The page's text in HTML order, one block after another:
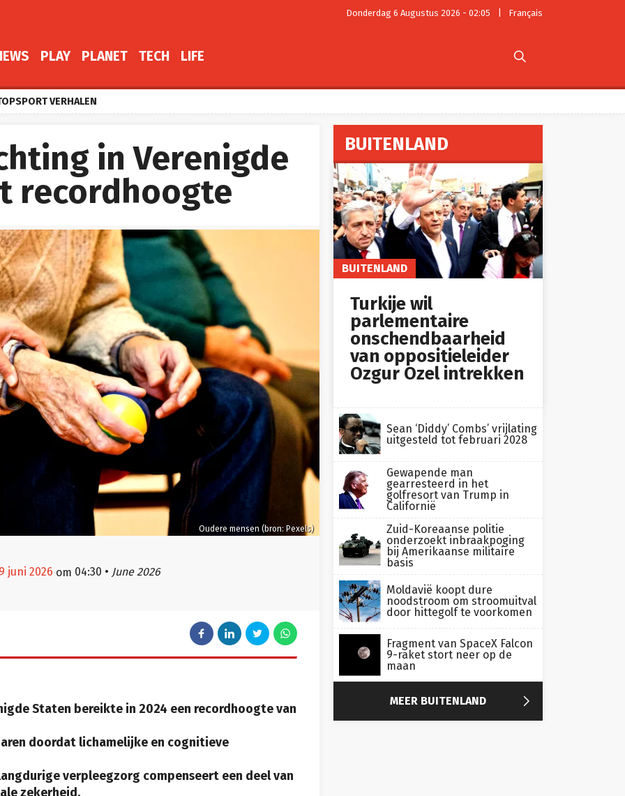
Donderdag 6 Augustus 2026 - 02:05 Français
PLAY PLANET TECH LIFE 
VERHALEN
in Verenigde
recordhoogte
Oudere mensen (bron: Pexels)
juni 2026 om 04:30 • June 2026
Staten bereikte in 2024 een recordhoogte van
doordat lichamelijke en cognitieve
verpleegzorg compenseert een deel van
zekerheid.
BUITENLAND
BUITENLAND
Turkije wil
parlementaire
onschendbaarheid
van oppositieleider
Ozgur Ozel intrekken
Sean ‘Diddy’ Combs’ vrijlating
uitgesteld tot februari 2028
Gewapende man
gearresteerd in het
golfresort van Trump in
Californië
Zuid-Koreaanse politie
onderzoekt inbraakpoging
bij Amerikaanse militaire
basis
Moldavië koopt dure
noodstroom om stroomuitval
door hittegolf te voorkomen
Fragment van SpaceX Falcon
9-raket stort neer op de
maan
MEER BUITENLAND 